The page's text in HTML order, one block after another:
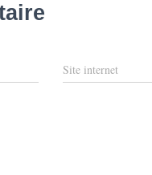
Site internet